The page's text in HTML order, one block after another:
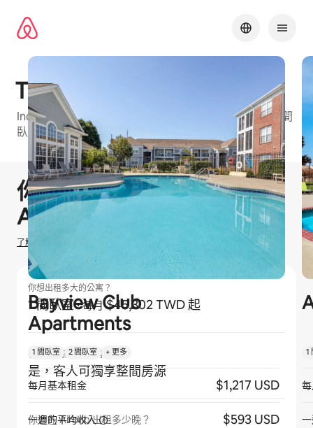
The Line
Indianapolis⁠的 Airbnb 友⁠善公⁠寓大⁠樓⁠，可⁠選房⁠型包⁠括1 間
臥室
顯示 0 項，共 0 項
1 / 39
你有機會賺取$0 TWD在
Airbnb 出租
了解我們如何估算你的收入
你想出租多大的公寓？
1 間臥室·每月$45,302 TWD 起
客人是否獨享整間房源？
是，客人可獨享整間房源
你會在 Airbnb 出租多少晚？
Bayview Club
Apartments
1 間臥室 2 間臥室 + 更多
每月基本租金 $1,217 USD
一週的平均收入 $593 USD
1